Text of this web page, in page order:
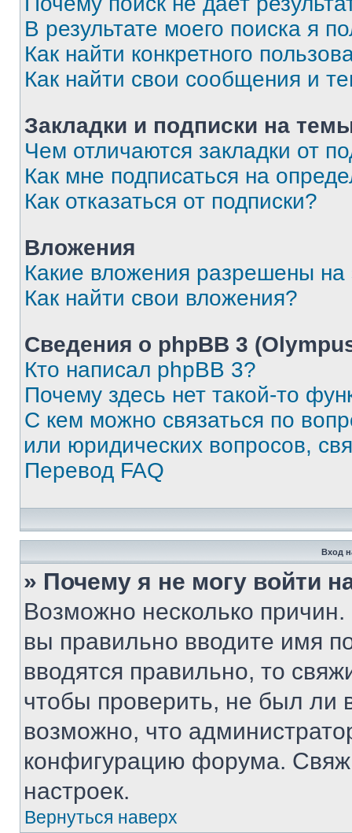
В результате моего поиска я
Как найти конкретного
Как найти свои сообщения и
Закладки и подписки на
Чем отличаются закладки от
Как мне подписаться на
Как отказаться от подписки?
Вложения
Какие вложения разрешены
Как найти свои вложения?
Сведения о phpBB 3
Кто написал phpBB 3?
Почему здесь нет такой-то
С кем можно связаться по
или юридических вопросов,
Перевод FAQ
Вход
» Почему я не могу войти
Возможно несколько
вы правильно вводите имя
вводятся правильно, то
чтобы проверить, не был ли
возможно, что
конфигурацию форума.
настроек.
Вернуться наверх